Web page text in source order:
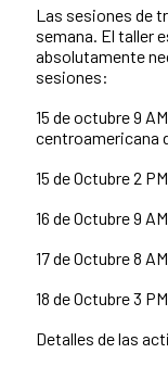
Las sesiones de
semana. El taller
absolutamente
sesiones:
15 de octubre 9
centroamericana
15 de Octubre 2
16 de Octubre 9
17 de Octubre 8
18 de Octubre 3
Detalles de las